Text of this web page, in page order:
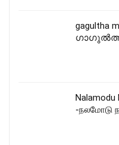
gagultha
Nalamodu
-நலமோடு